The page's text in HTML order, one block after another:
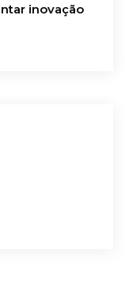
inovação